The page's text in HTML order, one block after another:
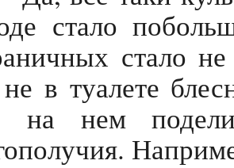
стало
стало
в туалете
на нем